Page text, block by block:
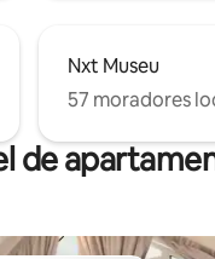
Nxt Museu
57 moradores
de